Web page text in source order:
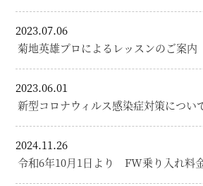
2023.07.06
菊地英雄プロによるレッスンのご案内
2023.06.01
新型コロナウィルス感染症対策につい
2024.11.26
令和6年10月1日より FW乗り入れ料